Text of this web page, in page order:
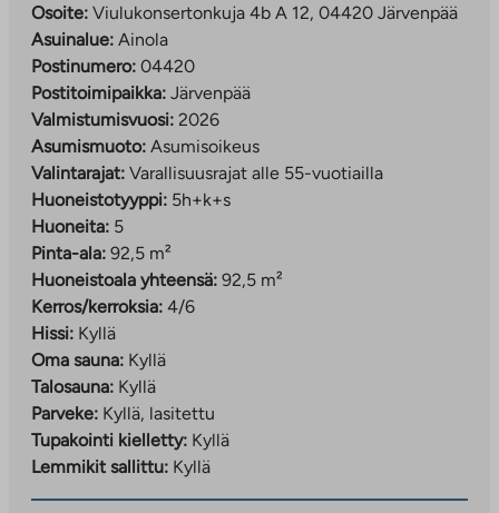
Osoite: Viulukonsertonkuja 4b A 12, 04420 Järvenpää
Asuinalue: Ainola
Postinumero: 04420
Postitoimipaikka: Järvenpää
Valmistumisvuosi: 2026
Asumismuoto: Asumisoikeus
Valintarajat: Varallisuusrajat alle 55-vuotiailla
Huoneistotyyppi: 5h+k+s
Huoneita: 5
Pinta-ala: 92,5 m²
Huoneistoala yhteensä: 92,5 m²
Kerros/kerroksia: 4/6
Hissi: Kyllä
Oma sauna: Kyllä
Talosauna: Kyllä
Parveke: Kyllä, lasitettu
Tupakointi kielletty: Kyllä
Lemmikit sallittu: Kyllä